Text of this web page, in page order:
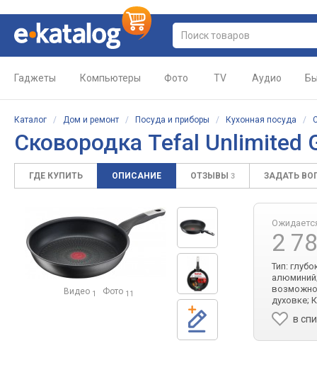
Гаджеты Компьютеры Фото TV Аудио
Каталог / Дом и ремонт / Посуда и приборы / Кухонная посуда /
Сковородка Tefal Unlimited
ГДЕ КУПИТЬ ОПИСАНИЕ ОТЗЫВЫ 3 ЗАДАТЬ
Видео 1 Фото 11
2
Тип:
духовке;
в